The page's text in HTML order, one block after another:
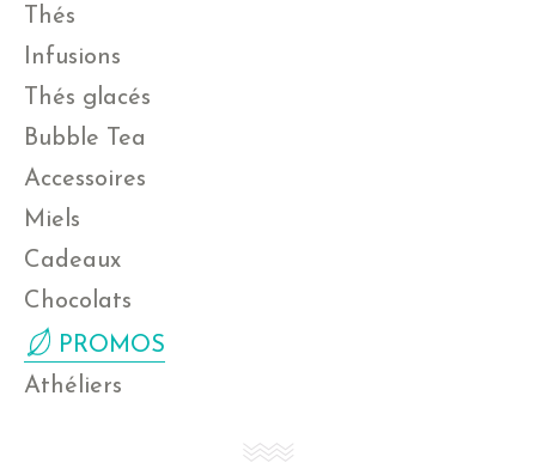
Thés
Infusions
Thés glacés
Bubble Tea
Accessoires
Miels
Cadeaux
Chocolats
PROMOS
Athéliers